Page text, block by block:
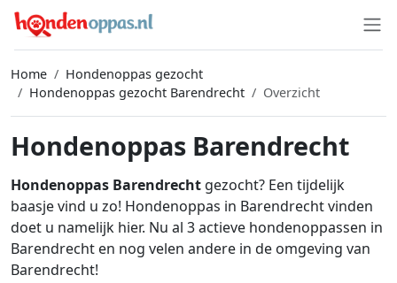
Home
Hondenoppas gezocht
Hondenoppas gezocht Barendrecht
Overzicht
Hondenoppas Barendrecht
Hondenoppas Barendrecht gezocht? Een tijdelijk
baasje vind u zo! Hondenoppas in Barendrecht vinden
doet u namelijk hier. Nu al 3 actieve hondenoppassen in
Barendrecht en nog velen andere in de omgeving van
Barendrecht!